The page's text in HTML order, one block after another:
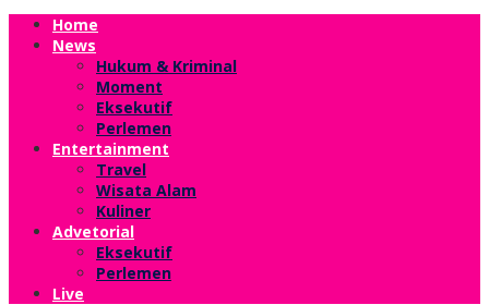
Home
News
Hukum & Kriminal
Moment
Eksekutif
Perlemen
Entertainment
Travel
Wisata Alam
Kuliner
Advetorial
Eksekutif
Perlemen
Live